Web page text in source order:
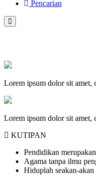
Pencarian
Lorem ipsum dolor sit amet,
Lorem ipsum dolor sit amet,
KUTIPAN
Pendidikan
Agama tanpa ilmu
Hiduplah seakan-